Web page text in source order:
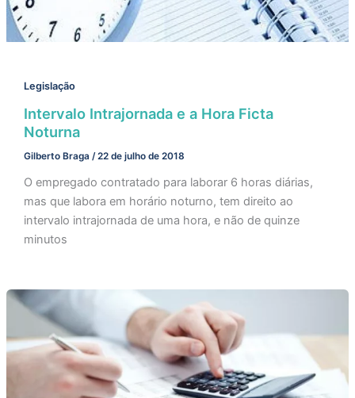
Legislação
Intervalo Intrajornada e a Hora Ficta
Noturna
Gilberto Braga /22 de julho de 2018
O empregado contratado para laborar 6 horas diárias,
mas que labora em horário noturno, tem direito ao
intervalo intrajornada de uma hora, e não de quinze
minutos